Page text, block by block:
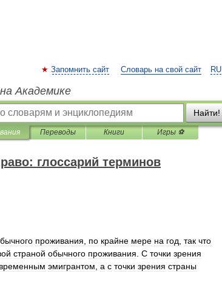
RU
Запомнить сайт Словарь на свой сайт
Академике
Найти!
Переводы Книги Игры ⚽
глоссарий терминов
проживания по крайне мере на год так что
страной обычного проживания С точки зрения
эмигрантом а с точки зрения страны